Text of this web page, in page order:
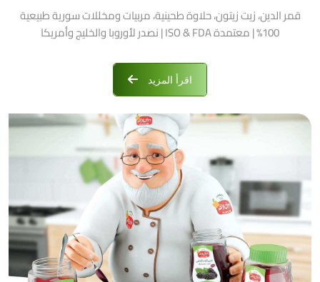
قمر الدين، زيت زيتون، حلاوة طحينية، مربيات ومخللات سورية طبيعية
100% | معتمدة ISO & FDA | نصدر لأوروبا والخليج وأمريكا
اقرأ المزيد